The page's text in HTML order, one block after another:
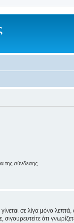
της σύνδεσης
σε λίγα μόνο
ότι